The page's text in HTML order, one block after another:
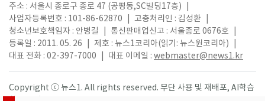
주소 : 서울시 종로구 종로 47 (공평동,SC빌딩17층)
사업자등록번호 : 101-86-62870
고충처리인 : 김성환
청소년보호책임자 : 안병길
통신판매업신고 : 서울종로 0676호
등록일 : 2011. 05. 26
제호 : 뉴스1코리아(읽기: 뉴스원코리아)
대표 전화 : 02-397-7000
대표 이메일 : webmaster@news1.kr
Copyright ⓒ 뉴스1. All rights reserved. 무단 사용 및 재배포, AI학습